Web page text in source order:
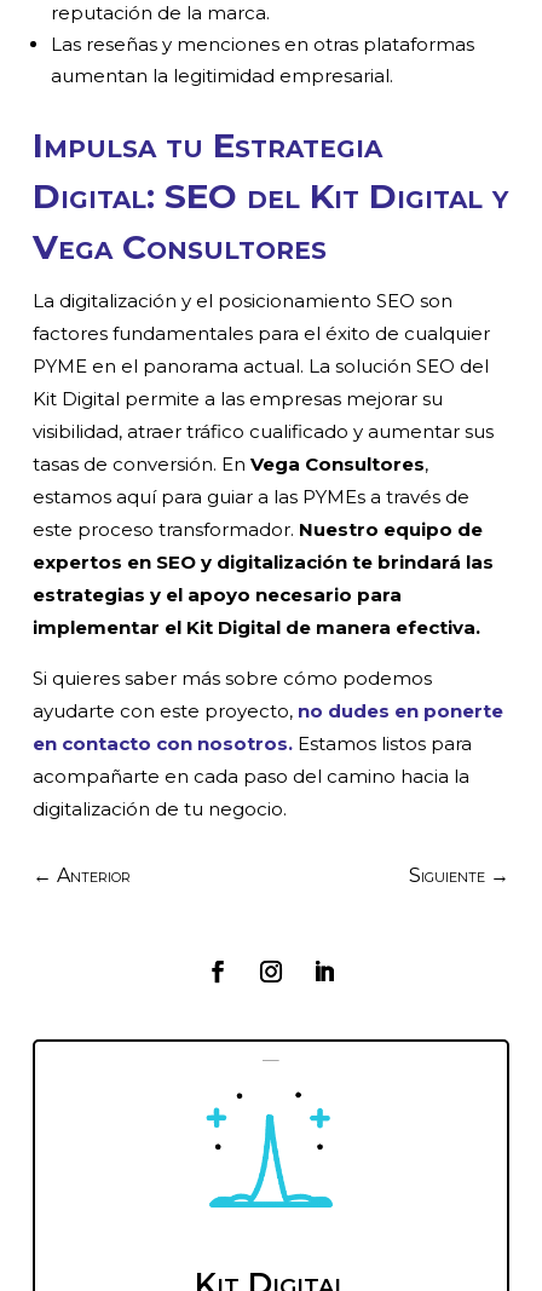
reputación de la marca.
Las reseñas y menciones en otras plataformas
aumentan la legitimidad empresarial.
Impulsa tu Estrategia
Digital: SEO del Kit Digital y
Vega Consultores
La digitalización y el posicionamiento SEO son
factores fundamentales para el éxito de cualquier
PYME en el panorama actual. La solución SEO del
Kit Digital permite a las empresas mejorar su
visibilidad, atraer tráfico cualificado y aumentar sus
tasas de conversión. EnVega Consultores,
estamos aquí para guiar a las PYMEs a través de
este proceso transformador. Nuestro equipo de
expertos en SEO y digitalización te brindará las
estrategias y el apoyo necesario para
implementar el Kit Digital de manera efectiva.
Si quieres saber más sobre cómo podemos
ayudarte con este proyecto, no dudes en ponerte
en contacto con nosotros. Estamos listos para
acompañarte en cada paso del camino hacia la
digitalización de tu negocio.
←Anterior Siguiente→